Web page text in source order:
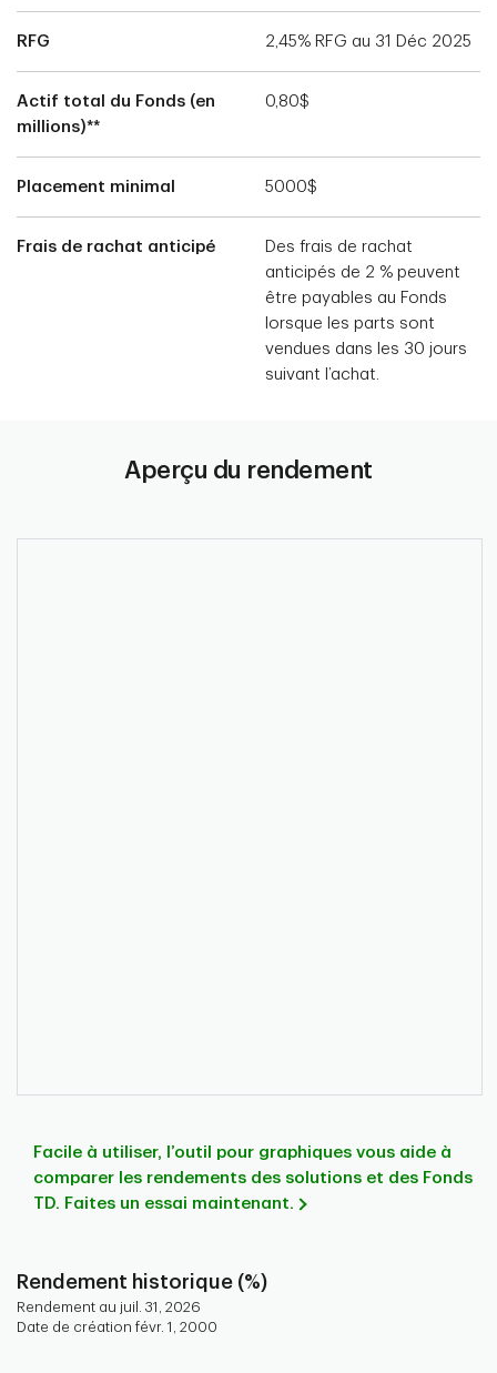
RFG 2,45% RFG au 31 Déc 2025
Actif total du Fonds (en
millions)**
0,80$
Placement minimal 5000$
Frais de rachat anticipé
Des frais de rachat
anticipés de 2 % peuvent
être payables au Fonds
lorsque les parts sont
vendues dans les 30 jours
suivant l’achat.
Aperçu du rendement
Facile à utiliser, l’outil pour graphiques vous aide à
comparer les rendements des solutions et des Fonds
TD. Faites un essai maintenant.
Rendement historique (%)
Rendement au juil. 31, 2026
Date de création févr. 1, 2000